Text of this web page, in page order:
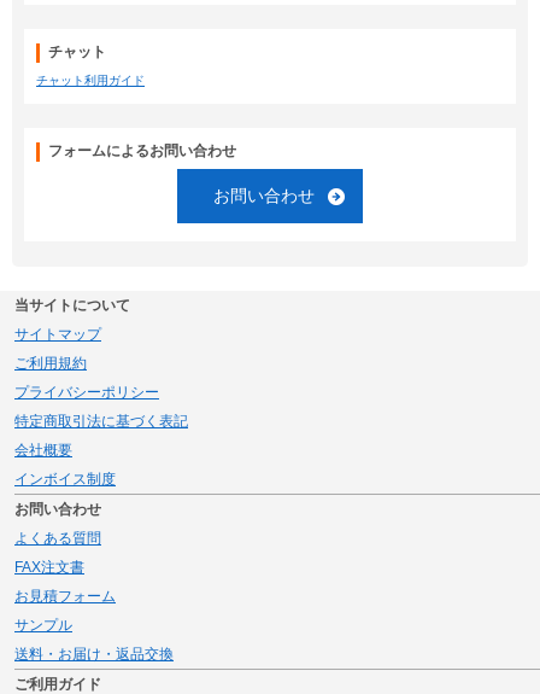
チャット
チャット利用ガイド
フォームによるお問い合わせ
お問い合わせ
当サイトについて
サイトマップ
ご利用規約
プライバシーポリシー
特定商取引法に基づく表記
会社概要
インボイス制度
お問い合わせ
よくある質問
FAX注文書
お見積フォーム
サンプル
送料・お届け・返品交換
ご利用ガイド